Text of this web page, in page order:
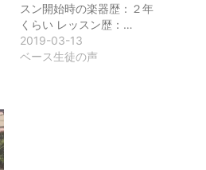
スン開始時の楽器歴：２年
くらい レッスン歴：…
2019-03-13
ベース生徒の声